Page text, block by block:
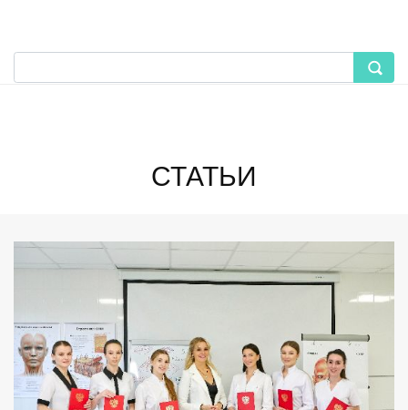
СТАТЬИ